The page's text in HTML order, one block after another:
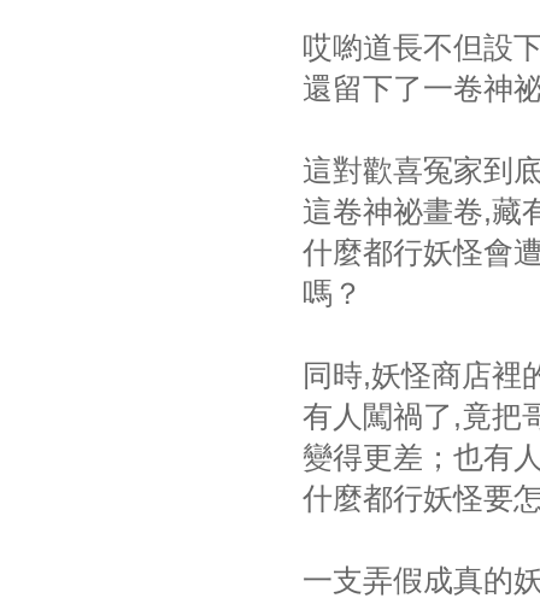
哎喲道長不但設
還留下了一卷神
這對歡喜冤家到
這卷神祕畫卷,藏
什麼都行妖怪會
嗎？
同時,妖怪商店裡
有人闖禍了,竟把
變得更差；也有
什麼都行妖怪要
一支弄假成真的